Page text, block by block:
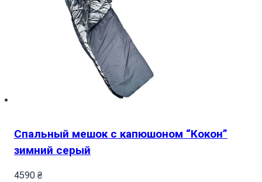
Спальный мешок с капюшоном “Кокон”
зимний серый
4590 ₴